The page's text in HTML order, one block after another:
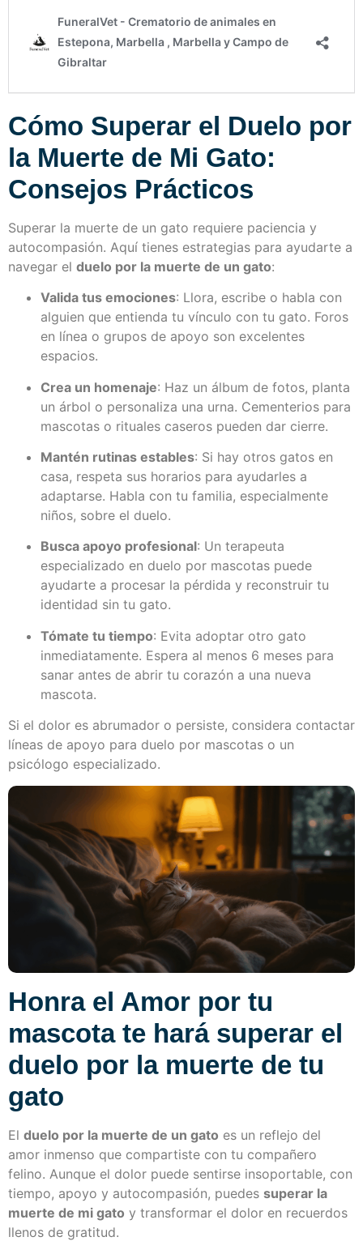
Cómo Superar el Duelo por
la Muerte de Mi Gato:
Consejos Prácticos
Superar la muerte de un gato requiere paciencia y
autocompasión. Aquí tienes estrategias para ayudarte a
navegar el duelo por la muerte de un gato:
Valida tus emociones: Llora, escribe o habla con
alguien que entienda tu vínculo con tu gato. Foros
en línea o grupos de apoyo son excelentes
espacios.
Crea un homenaje: Haz un álbum de fotos, planta
un árbol o personaliza una urna. Cementerios para
mascotas o rituales caseros pueden dar cierre.
Mantén rutinas estables: Si hay otros gatos en
casa, respeta sus horarios para ayudarles a
adaptarse. Habla con tu familia, especialmente
niños, sobre el duelo.
Busca apoyo profesional: Un terapeuta
especializado en duelo por mascotas puede
ayudarte a procesar la pérdida y reconstruir tu
identidad sin tu gato.
Tómate tu tiempo: Evita adoptar otro gato
inmediatamente. Espera al menos 6 meses para
sanar antes de abrir tu corazón a una nueva
mascota.
Si el dolor es abrumador o persiste, considera contactar
líneas de apoyo para duelo por mascotas o un
psicólogo especializado.
Honra el Amor por tu
mascota te hará superar el
duelo por la muerte de tu
gato
El duelo por la muerte de un gato es un reflejo del
amor inmenso que compartiste con tu compañero
felino. Aunque el dolor puede sentirse insoportable, con
tiempo, apoyo y autocompasión, puedes superar la
muerte de mi gato y transformar el dolor en recuerdos
llenos de gratitud.